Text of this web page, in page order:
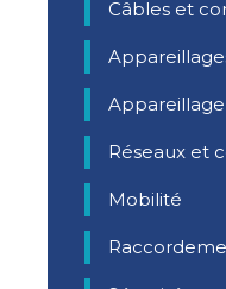
Câbles et
Réseaux et
Mobilité